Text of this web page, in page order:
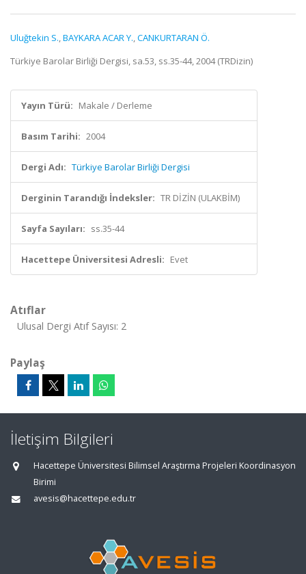
Uluğtekin S.,BAYKARA ACAR Y.,CANKURTARAN Ö.
Türkiye Barolar Birliği Dergisi, sa.53, ss.35-44, 2004 (TRDizin)
Yayın Türü: Makale / Derleme
Basım Tarihi: 2004
Dergi Adı: Türkiye Barolar Birliği Dergisi
Derginin Tarandığı İndeksler: TR DİZİN (ULAKBİM)
Sayfa Sayıları: ss.35-44
Hacettepe Üniversitesi Adresli: Evet
Atıflar
Ulusal Dergi Atıf Sayısı: 2
Paylaş
İletişim Bilgileri
Hacettepe Üniversitesi Bilimsel Araştırma Projeleri Koordinasyon
Birimi
avesis@hacettepe.edu.tr